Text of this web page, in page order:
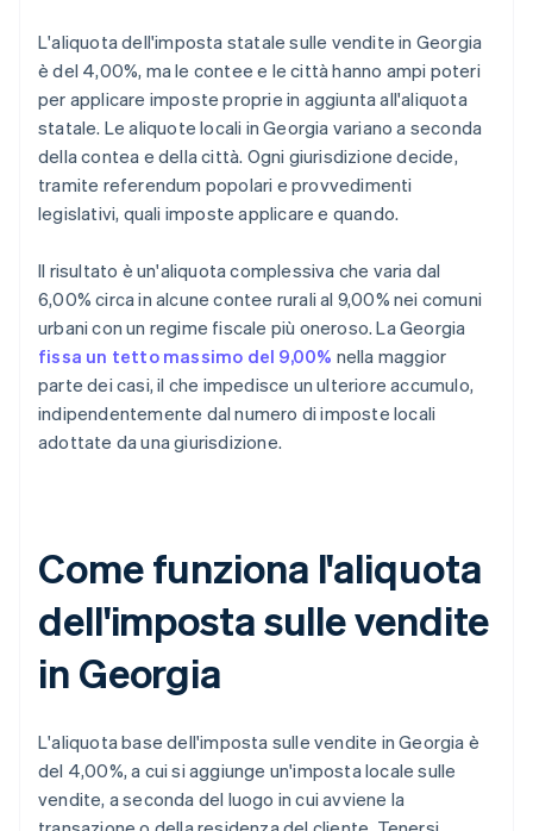
L'aliquota dell'imposta statale sulle vendite in Georgia
è del 4,00%, ma le contee e le città hanno ampi poteri
per applicare imposte proprie in aggiunta all'aliquota
statale. Le aliquote locali in Georgia variano a seconda
della contea e della città. Ogni giurisdizione decide,
tramite referendum popolari e provvedimenti
legislativi, quali imposte applicare e quando.
Il risultato è un'aliquota complessiva che varia dal
6,00% circa in alcune contee rurali al 9,00% nei comuni
urbani con un regime fiscale più oneroso. La Georgia
fissa un tetto massimo del 9,00% nella maggior
parte dei casi, il che impedisce un ulteriore accumulo,
indipendentemente dal numero di imposte locali
adottate da una giurisdizione.
Come funziona l'aliquota
dell'imposta sulle vendite
in Georgia
L'aliquota base dell'imposta sulle vendite in Georgia è
del 4,00%, a cui si aggiunge un'imposta locale sulle
vendite, a seconda del luogo in cui avviene la